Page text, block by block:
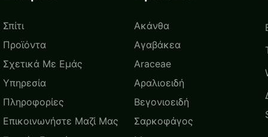
Σπίτι
Προϊόντα
Σχετικά Με Εμάς
Υπηρεσία
Πληροφορίες
Επικοινωνήστε Μαζί Μας
Ακάνθα
Αγαβάκεα
Araceae
Αραλιοειδή
Βεγονιοειδή
Σαρκοφάγος